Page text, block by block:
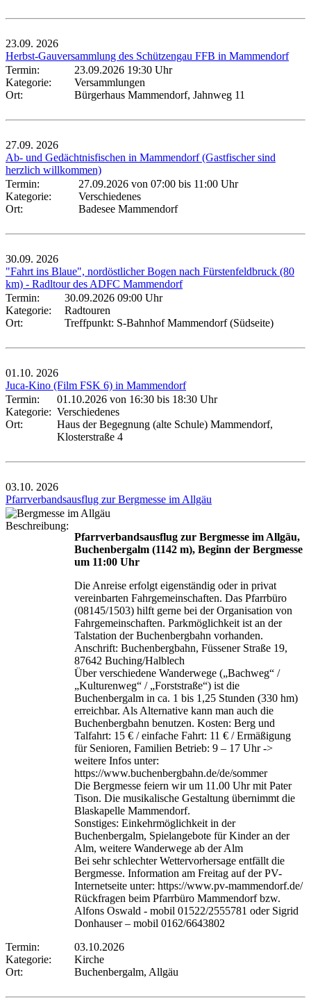
23.09. 2026
Herbst-Gauversammlung des Schützengau FFB in Mammendorf
Termin:
23.09.2026 19:30 Uhr
Kategorie:
Versammlungen
Ort:
Bürgerhaus Mammendorf, Jahnweg 11
27.09. 2026
Ab- und Gedächtnisfischen in Mammendorf (Gastfischer sind
herzlich willkommen)
Termin:
27.09.2026 von 07:00 bis 11:00 Uhr
Kategorie:
Verschiedenes
Ort:
Badesee Mammendorf
30.09. 2026
"Fahrt ins Blaue", nordöstlicher Bogen nach Fürstenfeldbruck (80
km) - Radltour des ADFC Mammendorf
Termin:
30.09.2026 09:00 Uhr
Kategorie:
Radtouren
Ort:
Treffpunkt: S-Bahnhof Mammendorf (Südseite)
01.10. 2026
Juca-Kino (Film FSK 6) in Mammendorf
Termin:
01.10.2026 von 16:30 bis 18:30 Uhr
Kategorie: Verschiedenes
Ort:
Haus der Begegnung (alte Schule) Mammendorf,
Klosterstraße 4
03.10. 2026
Pfarrverbandsausflug zur Bergmesse im Allgäu
Beschreibung:
Pfarrverbandsausflug zur Bergmesse im Allgäu,
Buchenbergalm (1142 m), Beginn der Bergmesse
um 11:00 Uhr
Die Anreise erfolgt eigenständig oder in privat
vereinbarten Fahrgemeinschaften. Das Pfarrbüro
(08145/1503) hilft gerne bei der Organisation von
Fahrgemeinschaften. Parkmöglichkeit ist an der
Talstation der Buchenbergbahn vorhanden.
Anschrift: Buchenbergbahn, Füssener Straße 19,
87642 Buching/Halblech
Über verschiedene Wanderwege („Bachweg“ /
„Kulturenweg“ / „Forststraße“) ist die
Buchenbergalm in ca. 1 bis 1,25 Stunden (330 hm)
erreichbar. Als Alternative kann man auch die
Buchenbergbahn benutzen. Kosten: Berg und
Talfahrt: 15 € / einfache Fahrt: 11 € / Ermäßigung
für Senioren, Familien Betrieb: 9 – 17 Uhr ->
weitere Infos unter:
https://www.buchenbergbahn.de/de/sommer
Die Bergmesse feiern wir um 11.00 Uhr mit Pater
Tison. Die musikalische Gestaltung übernimmt die
Blaskapelle Mammendorf.
Sonstiges: Einkehrmöglichkeit in der
Buchenbergalm, Spielangebote für Kinder an der
Alm, weitere Wanderwege ab der Alm
Bei sehr schlechter Wettervorhersage entfällt die
Bergmesse. Information am Freitag auf der PV-
Internetseite unter: https://www.pv-mammendorf.de/
Rückfragen beim Pfarrbüro Mammendorf bzw.
Alfons Oswald - mobil 01522/2555781 oder Sigrid
Donhauser – mobil 0162/6643802
Termin:
03.10.2026
Kategorie:
Kirche
Ort:
Buchenbergalm, Allgäu